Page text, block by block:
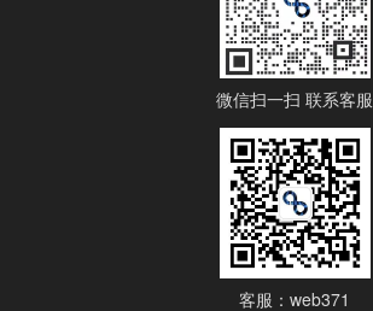
微信扫一扫 联系客服
客服：web371